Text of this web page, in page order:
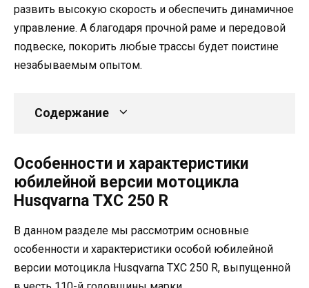
развить высокую скорость и обеспечить динамичное
управление. А благодаря прочной раме и передовой
подвеске, покорить любые трассы будет поистине
незабываемым опытом.
Содержание
Особенности и характеристики
юбилейной версии мотоцикла
Husqvarna TXC 250 R
В данном разделе мы рассмотрим основные
особенности и характеристики особой юбилейной
версии мотоцикла Husqvarna TXC 250 R, выпущенной